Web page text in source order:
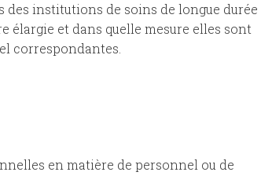
des institutions de soins de longue durée
élargie et dans quelle mesure elles sont
correspondantes.
en matière de personnel ou de